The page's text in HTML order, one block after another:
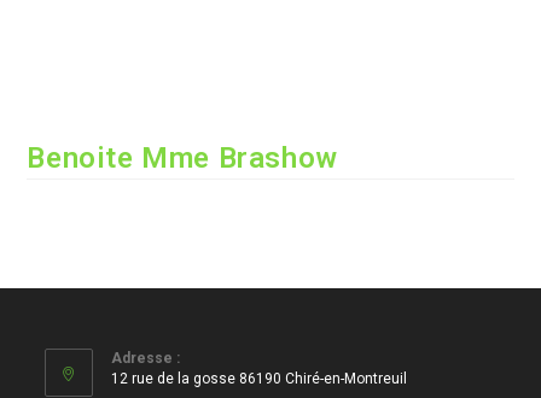
Benoite Mme Brashow
Adresse :
12 rue de la gosse 86190 Chiré-en-Montreuil